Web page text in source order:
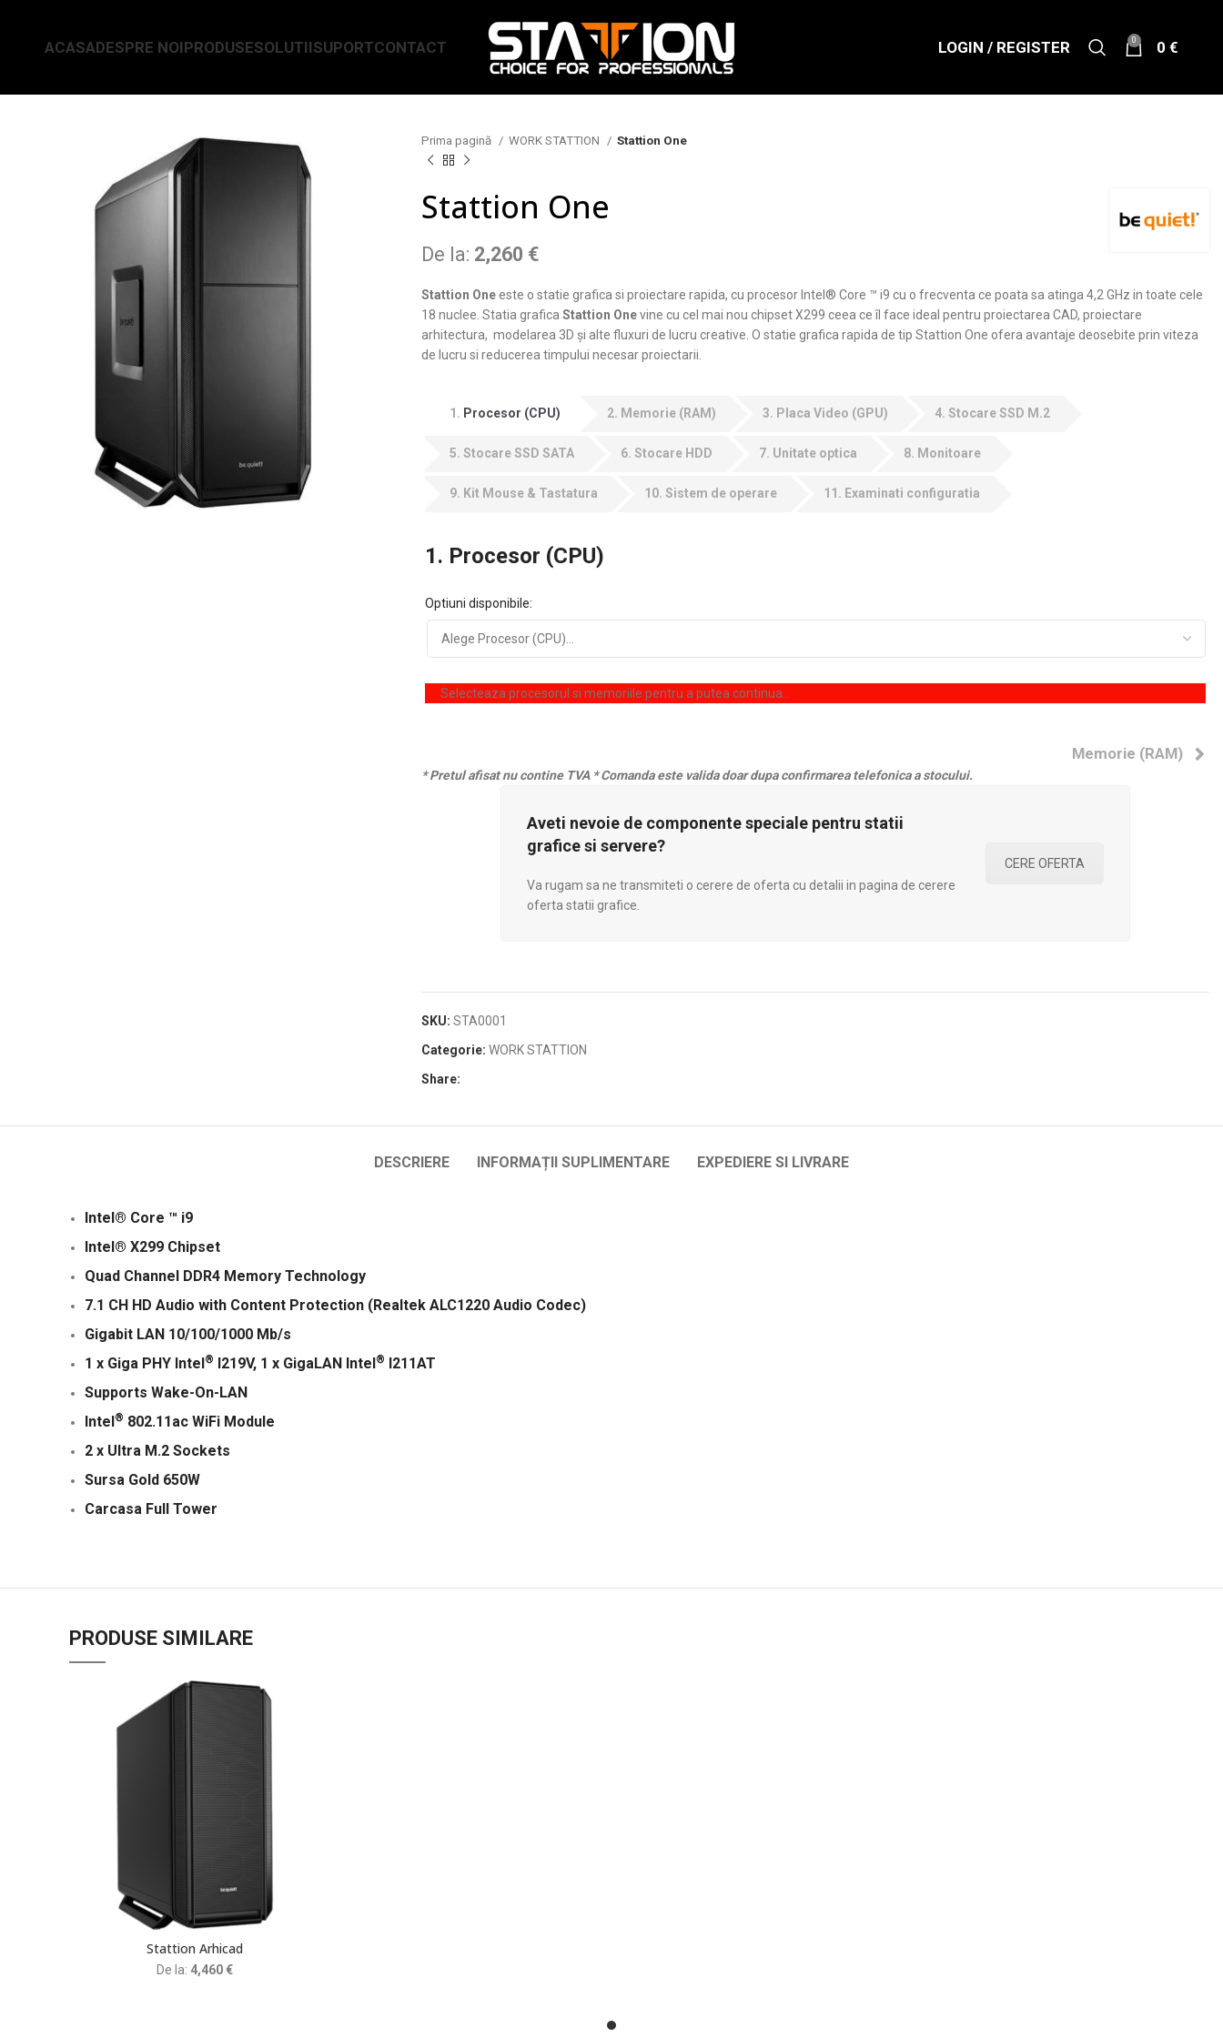
ACASADESPRE NOIPRODUSESOLUTIISUPORTCONTACT LOGIN / REGISTER 0 0€
Prima pagină WORK STATTION Stattion One
Stattion One
De la: 2,260 €
Stattion Oneeste o statie grafica si proiectare rapida, cu procesor Intel® Core ™ i9 cu o frecventa ce poata sa atinga 4,2 GHz in toate cele
18 nuclee. Statia grafica Stattion Onevine cu cel mai nou chipset X299 ceea ce îl face ideal pentru proiectarea CAD, proiectare
arhitectura, modelarea 3D și alte fluxuri de lucru creative. O statie grafica rapida de tip Stattion One ofera avantaje deosebite prin viteza
de lucru si reducerea timpului necesar proiectarii.
1 Procesor (CPU) 2 Memorie (RAM) 3 Placa Video (GPU) 4 Stocare SSD M.2
5 Stocare SSD SATA 6 Stocare HDD 7 Unitate optica 8 Monitoare
9 Kit Mouse & Tastatura 10 Sistem de operare 11 Examinati configuratia
1 Procesor (CPU)
Optiuni disponibile:
Selecteaza procesorul si memoriile pentru a putea continua…
Memorie (RAM)
* Pretul afisat nu contine TVA * Comanda este valida doar dupa confirmarea telefonica a stocului.
Aveti nevoie de componente speciale pentru statii
grafice si servere?
Va rugam sa ne transmiteti o cerere de oferta cu detalii in pagina de cerere
oferta statii grafice.
CERE OFERTA
SKU: STA0001
Categorie: WORK STATTION
Share:
DESCRIERE INFORMAȚII SUPLIMENTARE EXPEDIERE SI LIVRARE
Intel® Core ™ i9
Intel® X299 Chipset
Quad Channel DDR4 Memory Technology
7.1 CH HD Audio with Content Protection (Realtek ALC1220 Audio Codec)
Gigabit LAN 10/100/1000 Mb/s
1 x Giga PHY Intel® I219V, 1 x GigaLAN Intel® I211AT
Supports Wake-On-LAN
Intel® 802.11ac WiFi Module
2 x Ultra M.2 Sockets
Sursa Gold 650W
Carcasa Full Tower
PRODUSE SIMILARE
Stattion Arhicad
De la: 4,460 €